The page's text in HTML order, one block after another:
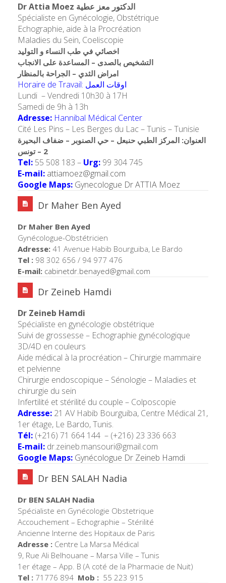
Dr Attia Moez الدكتور معز عطية
Spécialiste en Gynécologie, Obstétrique
Echographie, aide à la Procréation
Maladies du Sein, Coeliscopie
اخصائي في طب النساء و التوليد
التشخيص بالصدى – المساعدة على الانجاب
امراض الثدي – الجراحة بالمنظار
Horaire de Travail: اوقات العمل
Lundi – Vendredi 10h30 à 17H
Samedi de 9h à 13h
Adresse: Hannibal Médical Center
Cité Les Pins – Les Berges du Lac – Tunis – Tunisie
العنوان: المركز الطبي حنبعل – حي الصنوبر – ضفاف البحيرة
2 – تونس
Tel: 55 508 183 – Urg: 99 304 745
E-mail: attiamoez@gmail.com
Google Maps: Gynecologue Dr ATTIA Moez
Dr Maher Ben Ayed
Dr Maher Ben Ayed
Gynécologue-Obstétricien
Adresse: 41 Avenue Habib Bourguiba, Le Bardo
Tel : 98 302 656 / 94 977 476
E-mail: cabinetdr.benayed@gmail.com
Dr Zeineb Hamdi
Dr Zeineb Hamdi
Spécialiste en gynécologie obstétrique
Suivi de grossesse – Echographie gynécologique
3D/4D en couleurs
Aide médical à la procréation – Chirurgie mammaire
et pelvienne
Chirurgie endoscopique – Sénologie – Maladies et
chirurgie du sein
Infertilité et stérilité du couple – Colposcopie
Adresse: 21 AV Habib Bourguiba, Centre Médical 21,
1er étage, Le Bardo, Tunis.
Tél: (+216) 71 664 144 – (+216) 23 336 663
E-mail: dr.zeineb.mansouri@gmail.com
Google Maps: Gynécologue Dr Zeineb Hamdi
Dr BEN SALAH Nadia
Dr BEN SALAH Nadia
Spécialiste en Gynécologie Obstetrique
Accouchement – Echographie – Stérilité
Ancienne Interne des Hopitaux de Paris
Adresse : Centre La Marsa Médical
9, Rue Ali Belhouane – Marsa Ville – Tunis
1er étage – App. B (A coté de la Pharmacie de Nuit)
Tel : 71776 894 Mob : 55 223 915